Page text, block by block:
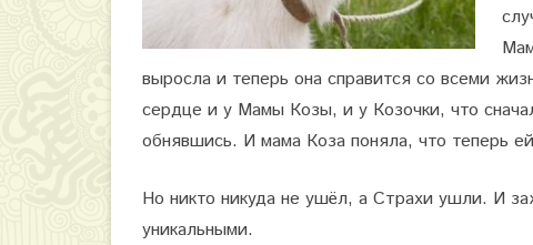
выросла и теперь она справится со всеми
сердце и у Мамы Козы, и у Козочки, что
обнявшись. И мама Коза поняла, что теперь
Но никто никуда не ушёл, а Страхи ушли. И
уникальными.